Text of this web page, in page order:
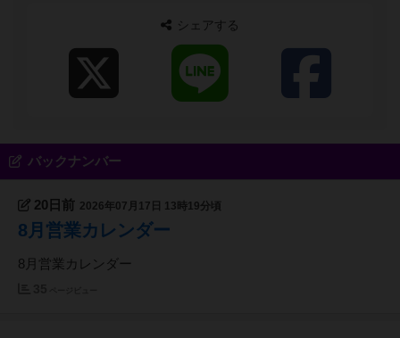
シェアする
バックナンバー
20日前 2026年07月17日 13時19分頃
8月営業カレンダー
8月営業カレンダー